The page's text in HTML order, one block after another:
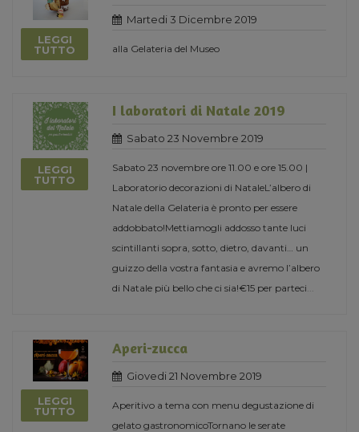
LEGGI
TUTTO
Martedi 3 Dicembre 2019
alla Gelateria del Museo
LEGGI
TUTTO
I laboratori di Natale 2019
Sabato 23 Novembre 2019
Sabato 23 novembre ore 11.00 e ore 15.00 |
Laboratorio decorazioni di NataleL’albero di
Natale della Gelateria è pronto per essere
addobbato!Mettiamogli addosso tante luci
scintillanti sopra, sotto, dietro, davanti… un
guizzo della vostra fantasia e avremo l’albero
di Natale più bello che ci sia!€15 per parteci
LEGGI
TUTTO
Aperi-zucca
Giovedi 21 Novembre 2019
Aperitivo a tema con menu degustazione di
gelato gastronomicoTornano le serate